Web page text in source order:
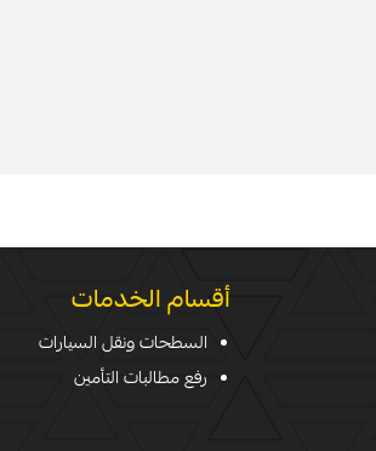
أقسام الخدمات
السطحات ونقل السيارات
رفع مطالبات التأمين